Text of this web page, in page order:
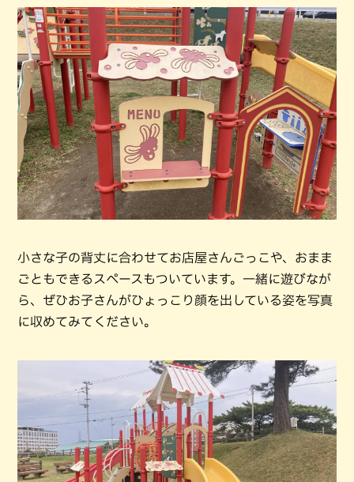
小さな子の背丈に合わせてお店屋さんごっこや、おまま
ごともできるスペースもついています。一緒に遊びなが
ら、ぜひお子さんがひょっこり顔を出している姿を写真
に収めてみてください。